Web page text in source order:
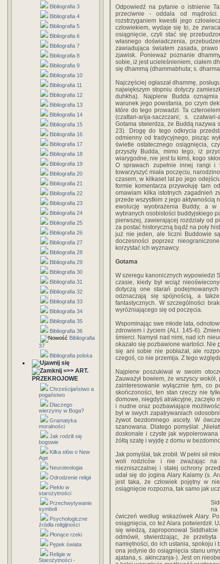
Bibliografia 3
Bibliografia 4
Bibliografia 5
Bibliografia 6
Bibliografia 7
Bibliografia 8
Bibliografia 9
Bibliografia 10
Bibliografia 11
Bibliografia 12
Bibliografia 13
Bibliografia 14
Bibliografia 15
Bibliografia 16
Bibliografia 17
Bibliografia 18
Bibliografia 19
Bibliografia 20
Bibliografia 21
Bibliografia 22
Bibliografia 23
Bibliografia 24
Bibliografia 25
Bibliografia 26
Bibliografia 27
Bibliografia 28
Bibliografia 29
Bibliografia 30
Bibliografia 31
Bibliografia 32
Bibliografia 33
Bibliografia 34
Bibliografia 35
Bibliografia 36
Bibliografia
37
Bibliografia polska
=>> ART.
PRZEKROJOWE
Chrześcijaństwo a
pogaństwo
Dlaczego
wierzymy w Boga?
Gramatyka
moralności
Jak rodzili się
bogowie
Kilka słów o New
Age
Neuroteologia
Odrodzenie religii
Piekło w
starożytności
Przechwytywanie
symboli
Psychologiczne
źródła religijności
Płonące rzeki
Pępek świata
Religie w
Starożytności -
Odpowiedź na pytanie o istnienie
przeciwnie - oddala od
rozstrzyganiem kwestii jego
człowiekiem, wydaje się to, że
osiągnięcie, czyli stać się
własnego doświadczenia,
zawiadująca światem zasada,
zjawisk. Ponieważ poznanie
sobie, iż jest ucieleśnieniem, ciałem
się dhammą (dhammabhuta; s.
Najczęściej ogłaszał dhammę,
największym stopniu dotyczy
duhkha). Najpierw Budda
warunek jego powstania, po czym
które do tego prowadzi. Ta
(czattari-arija-saczczani; s.
Gotama stwierdza, że Buddą nazywa
23). Drogę do tego odkrycia
odmienny od tradycyjnego, pisząc
świetle ostatecznego osiągnięcia,
przyszły Budda, mimo tego, iż
wiarygodne, nie jest tu kimś, kogo
O sprawach zupełnie innej rangi i
towarzyszyć miała poczęciu,
czasem, w kilkaset lat po jego
formie komentarza przywołuję tam
omawiam kilka istotnych zagadnień
przede wszystkim z jego aktywnością
ewolucję wyobrażenia Buddy, a
wybranych osobistości buddyjskiego
pierwszej, zawierającej rozdziały od
za postać historyczną bądź na poły
już nie jeden, ale liczni Buddowie
doczesności poprzez
korzystać ich wyznawcy.
Gotama
W szeregu kanonicznych wypowiedzi
czasie, kiedy był wciąż
dotyczą one starań
odznaczają się spójnością, a
fantastycznych. W szczególności
wyróżniającego się od poczęcia.
Wspominając swe młode lata,
zdrowiem i życiem (ALI. 145-6).
śmierci. Namysł nad nimi, nad ich
okazało się pozbawione wartości. Nie
się ani sobie nie pobłażał, ale
czegoś, co nie przemija. Z tego
Najpierw poszukiwał w swoim
Zauważył bowiem, że wszyscy
zainteresowanie wyłącznie tym, co
skończoności, ten stan rzeczy nie
domowe, niegdyś atrakcyjne, zaczęło
i nudne oraz pozbawiające
był w swych zapatrywaniach
żywot bezdomnego ascety. W
szanowana. Dlatego pomyślał:
doskonałe i czyste jak
żółtą szatę i wyjdę z domu w
Jak pomyślał, tak zrobił. W pełni sił
woli rodziców i nie zważając na
niezniszczalnej i stałej ochrony
udał się do jogina Alary Kalamy (s.
jest taka, że człowiek pojętny w
osiągnięcie rozpozna, tak samo jak
na
ćwiczeń według wskazówek Alary.
osiągnięcia, co też Alara potwierdził.
się wiedzą, zaproponował
odmówił, stwierdzając, że
namiętności, do ich ustania, spokoju i
ona jedynie do osiągnięcia stanu
ajatana, s. akinczanja-). Jest on